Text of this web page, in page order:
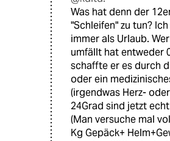
Was hat denn der
"Schleifen" zu tun?
immer als Urlaub.
umfällt hat entweder
schaffte er es durch
oder ein
(irgendwas Herz-
24Grad sind jetzt
(Man versuche mal
Kg Gepäck+